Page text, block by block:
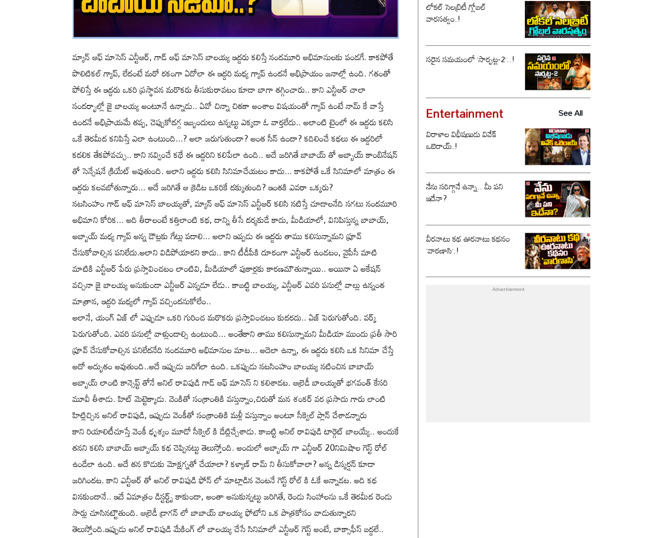
మ్యాన్ ఆఫ్ మాసెస్ ఎన్టీఆర్, గాడ్ ఆఫ్ మాసెస్ బాలయ్య ఇద్దరు కలిస్తే నందమూరి అభిమానులకు పండగే. కాకపోతే
పొలిటికల్ గ్యాప్, లేదంటే మరో రకంగా ఏదోలా ఈ ఇద్దరి మధ్య గ్యాప్ ఉందనే అభిప్రాయం జనాల్లో ఉంది. గతంతో
పోలిస్తే ఈ ఇద్దరు ఒకరి ప్రస్థావన మరొకరు తీసుకురావటం కూడా బాగా తగ్గించారు.. కాని ఎన్టీఆర్ చాలా
సందర్భాల్లో జై బాలయ్య అంటూనే ఉన్నాడు.. ఏవో చిన్నా చితకా అంశాల విషయంతో గ్యాప్ ఉంటే నామ్ కే వాస్తే
ఉందనే అభిప్రాయమే తప్ప, చెప్పుకోదగ్గ ఇబ్బందులు ఉన్నట్టు ఎక్కడా ఓ వార్తలేదు.. అలాంటి టైంలో ఈ ఇద్దరు కలిసి
ఒకే తెరమీద కనిపిస్తే ఎలా ఉంటుంది...? అలా జరుగుతుందా? అంత సీన్ ఉందా? కదిలించే కథలు ఈ ఇద్దరిలో
కదలిక తేకపోవచ్చు.. కాని నవ్వించే కథే ఈ ఇద్దరిని కలిపేలా ఉంది.. అదే జరిగితే బాబాయ్ తో అబ్బాయ్ కాంబినేషన్
తో సెన్సేషనే క్రియేట్ అవుతుంది. అలాని ఇద్దరు కలిసి సినిమాచేయటం కాదు... కాకపోతే ఒకే సినిమాలో మాత్రం ఈ
ఇద్దరు కలవబోతున్నారు... అదే జరిగితే ఆ క్రెడిట ఒకరికే దక్కుతుంది? ఇంతకి ఎవరా ఒక్కరు?
నటసింహం గాడ్ ఆఫ్ మాసెస్ బాలయ్యతో, మ్యాన్ ఆఫ్ మాసెస్ ఎన్టీఆర్ కలిసి నటిస్తే చూడాలనేది సగటు నందమూరి
అభిమాని కోరిక... అది తీరాలంటే కత్తిలాంటి కథ, దాన్ని తీసే దర్శకుడే కాదు, మీడియాలో, వినిపిస్తున్న బాబాయ్,
అబ్బాయ్ మధ్య గ్యాప్ అన్న డౌట్లకు గేట్లు పడాలి... అలాని ఇప్పడు ఈ ఇద్దరు తాము కలిసున్నామని ప్రూవ్
చేసుకోవాల్సిన పనిలేదు.అలాని విడిపోయారని కాదు.. కాని టీడీపీకి దూరంగా ఎన్టీఆర్ ఉండటం, వైపీసీ మాటి
మాటికి ఎన్టీఆర్ పేరు ప్రస్తావించటం లాంటివి, మీడియాలో పుకార్లకు కారణమౌతున్నాయి.. అయినా ఏ అకేషన్
వచ్చినా జై బాలయ్య అనుకుండా ఎన్టీఆర్ ఎన్నడూ లేడు.. కాబట్టి బాలయ్య, ఎన్టీఆర్ ఎవరి పనుల్లో వాల్లు ఉన్నంత
మాత్రాన, ఇద్దరి మధ్యలో గ్యాప్ వచ్చిందనుకోలేం..
అలానే, యంగ్ ఏజ్ లో ఎప్పుడూ ఒకరి గురించ మరొకరు ప్రస్తావించటం కుదరదు.. ఏజ్ పెరుగుతోంది. వర్క్
పెరుగుతోంది. ఎవరి పనుల్లో వాళ్లుండాల్సి ఉంటుంది... అంతేకాని తాము కలిసున్నామని మీడియా ముందు ప్రతీ సారి
ప్రూవ్ చేసుకోవాల్సిన పనిలేదనేది నందమూరి అభిమానుల మాట... అదెలా ఉన్నా, ఈ ఇద్దరు కలిసి ఒక సినిమా చేస్తే
అదో అద్భుతం అవుతుంది..అదే ఇప్పుడు జరిగేలా ఉంది. ఒకప్పుడు నటసింహం బాలయ్య నటించిన బాబాయ్
అబ్బాయ్ లాంటి కాన్సెప్ట్ తోనే అనిల్ రావిపుడి గాడ్ ఆఫ్ మాసెస్ ని కలిశాడట. ఆల్రెడీ బాలయ్యతో భగవంత్ కేసరి
మూవీ తీశాడు. హిట్ మెట్టెక్కాడు. వెంకితో సంక్రాంతికి వస్తున్నాం,చిరుతో మన శంకర్ వర ప్రసాదు గారు లాంటి
హిట్లిచ్చిన అనిల్ రావిపుడి, ఇప్పుడు వెంకీతో సంక్రాంతికి మళ్లీ వస్తున్నాం అంటూ సీక్వెల్ ప్లాన్ చేశాడన్నారు
కాని రియాలిటీచూస్తే వెంకీ ధృశ్యం మూడో సీక్వెల్ కి డేట్లిచ్చేశాడు. కాబట్టి అనిల్ రావిపుడి టార్గెట్ బాలయ్యే.. అందుకే
తనని కలిసి బాబాయ్ అబ్బాయ్ కథ చెప్పినట్టు తెలుస్తోంది. అందులో అబ్బాయ్ గా ఎన్టీఆర్ 20నిమిషాల గెస్ట్ రోల్
ఉండేలా ఉంది. అదే తన కొడుకు మోక్షగ్నతో చేయాలా? కళ్యాణ్ రామ్ ని తీసుకోవాలా? అన్న డిస్కర్షన్ కూడా
జరిగిందట. కాని ఎన్టీఆర్ తో అనిల్ రావిపుడి ఫోన్ లో మాట్లాడిన వెంటనే గెస్ట్ రోల్ కి ఓకే అన్నాడట. అది కథ
వినకుండానే.. ఇదే ఏమాత్రం డిస్టర్ట్బ్ కాకుండా, అంతా అనుకున్నట్టు జరిగితే, రెండు సింహాలను ఒకే తెరమీద రెండు
సార్లు చూసినట్టౌతుంది. ఆల్రెడీ డ్రాగన్ లో బాబాయ్ బాలయ్య ఫోటోని ఒక పాత్రకోసం వాడుతున్నారని
తెలుస్తోంది.ఇప్పుడు అనిల్ రావిపుడి మేకింగ్ లో బాలయ్య చేసే సినిమాలో ఎన్టీఆర్ గెస్ట్ అంటే, బాక్సాఫీస్ బద్దలే..
లోకల్ సెలబ్రిటీ గ్లోబల్
వారసత్వం.!
సరైన సమయంలో ‘సార్పట్ట-2’..!
Entertainment
See All
విరాళాల విభీషణుడు వివేక్
ఒబెరాయ్.!
నేను సరిగ్గానే ఉన్నా.. మీ పని
ఇదేనా?
వీరనాటు కథ ఊరనాటు కథనం
‘వారణాసి’.!